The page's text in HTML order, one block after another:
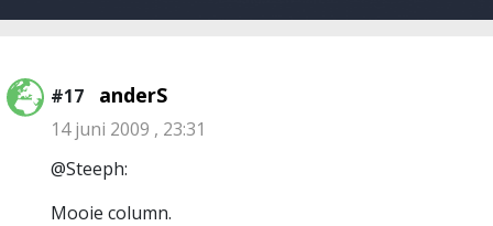
#17 anderS
14 juni 2009 , 23:31
@Steeph:
Mooie column.